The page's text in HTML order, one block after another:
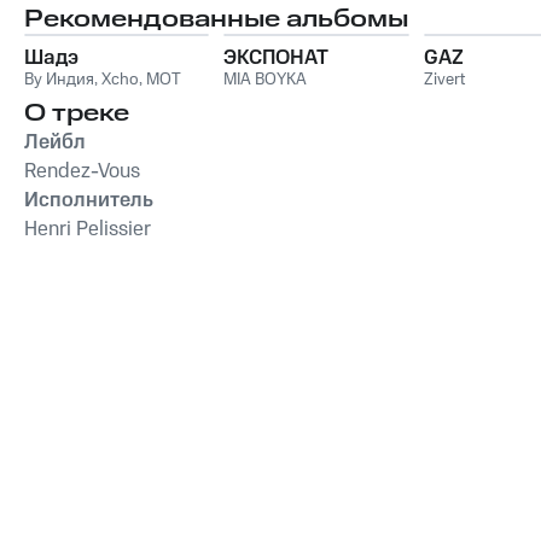
Рекомендованные альбомы
Шадэ
By Индия,Xcho, MOT
ЭКСПОНАТ
MIA BOYKA
GAZ
Zivert
О треке
Лейбл
Rendez-Vous
Исполнитель
Henri Pelissier